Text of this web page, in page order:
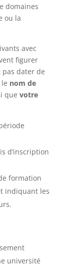
domaines
ou la
avec
figurer
dater de
nom de
que votre
d’inscription
formation
indiquant les
université